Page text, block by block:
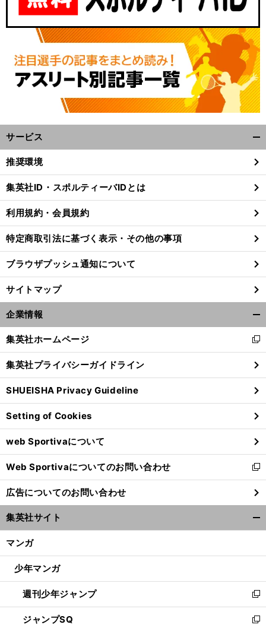
サービス
閉
る
推奨環境
集英社ID・スポルティーバIDとは
利用規約・会員規約
特定商取引法に基づく表示・その他の事項
ブラウザプッシュ通知について
サイトマップ
企業情報
閉
る
集英社ホームページ
新
し
い
ウ
ィ
ン
ド
ウ
で
開
く
集英社プライバシーガイドライン
SHUEISHA Privacy Guideline
Setting of Cookies
web Sportivaについて
Web Sportivaについてのお問い合わせ
新
し
い
ウ
ィ
ン
ウ
開
く
広告についてのお問い合わせ
集英社サイト
マンガ
少年マンガ
週刊少年ジャンプ
新
し
い
ジャンプSQ
新